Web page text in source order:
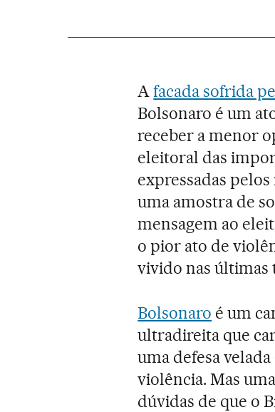
Afacada sofrida
Bolsonaro é um
receber a menor
eleitoral das
expressadas
uma amostra de
mensagem ao
o pior ato de
vivido nas últimas
Bolsonaro é um
ultradireita que
uma defesa
violência. Mas
dúvidas de que o